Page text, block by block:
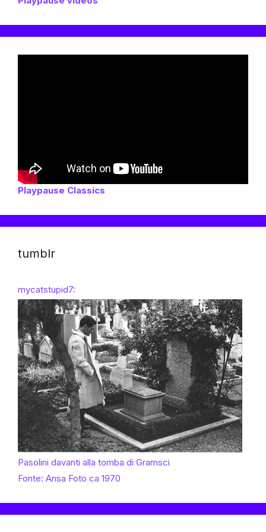
Playpause Classics
tumblr
mycatstupid7:
Pasolini davanti alla tomba di Gramsci
Fonte: Ansa Foto ca 1970